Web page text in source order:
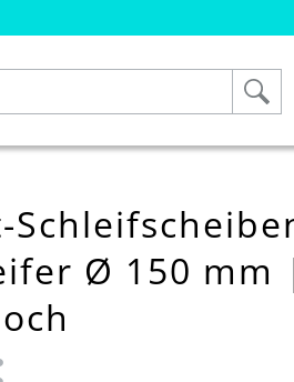
Ø 150 mm